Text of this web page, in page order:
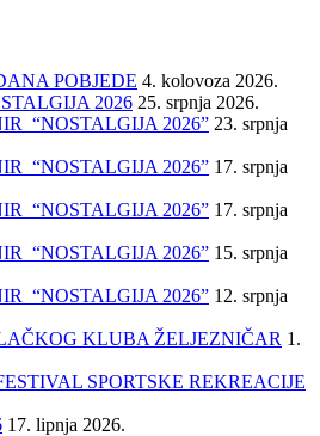
POBJEDE 4. kolovoza 2026.
2026 25. srpnja 2026.
“NOSTALGIJA 2026” 23. srpnja
“NOSTALGIJA 2026” 17. srpnja
“NOSTALGIJA 2026” 17. srpnja
“NOSTALGIJA 2026” 15. srpnja
“NOSTALGIJA 2026” 12. srpnja
KLUBA ŽELJEZNIČAR 1.
SPORTSKE REKREACIJE
17. lipnja 2026.